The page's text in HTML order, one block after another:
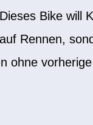
Bike will
Rennen,
ohne